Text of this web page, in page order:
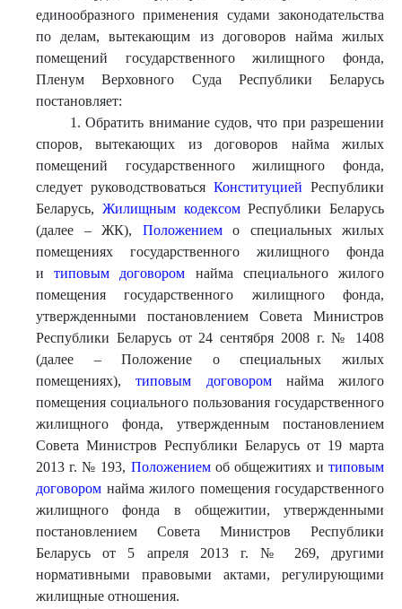
единообразного применения судами законодательства
по делам, вытекающим из договоров найма жилых
помещений государственного жилищного фонда,
Пленум Верховного Суда Республики Беларусь
постановляет:
1. Обратить внимание судов, что при разрешении
споров, вытекающих из договоров найма жилых
помещений государственного жилищного фонда,
следует руководствоваться Конституцией Республики
Беларусь, Жилищным кодексомРеспублики Беларусь
(далее – ЖК), Положениемо специальных жилых
помещениях государственного жилищного фонда
итиповым договором найма специального жилого
помещения государственного жилищного фонда,
утвержденными постановлением Совета Министров
Республики Беларусь от 24 сентября 2008 г. № 1408
(далее – Положение о специальных жилых
помещениях),типовым договоромнайма жилого
помещения социального пользования государственного
жилищного фонда, утвержденным постановлением
Совета Министров Республики Беларусь от 19 марта
2013 г. № 193, Положениемоб общежитиях итиповым
договором найма жилого помещения государственного
жилищного фонда в общежитии, утвержденными
постановлением Совета Министров Республики
Беларусь от 5 апреля 2013 г. № 269, другими
нормативными правовыми актами, регулирующими
жилищные отношения.